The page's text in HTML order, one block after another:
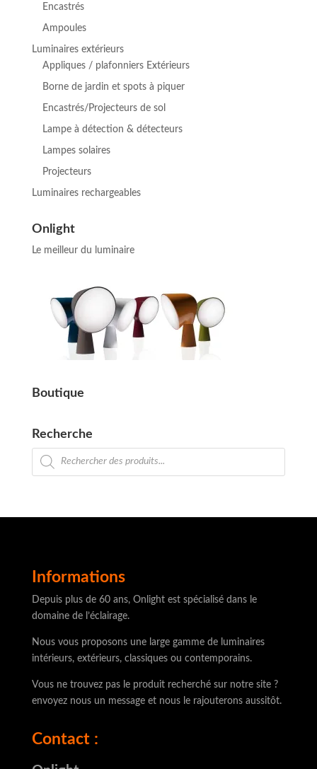
Encastrés
Ampoules
Luminaires extérieurs
Appliques / plafonniers Extérieurs
Borne de jardin et spots à piquer
Encastrés/Projecteurs de sol
Lampe à détection & détecteurs
Lampes solaires
Projecteurs
Luminaires rechargeables
Onlight
Le meilleur du luminaire
Boutique
Recherche
Recherche
de
produits
Informations
Depuis plus de 60 ans, Onlight est spécialisé dans le
domaine de l’éclairage.
Nous vous proposons une large gamme de luminaires
intérieurs, extérieurs, classiques ou contemporains.
Vous ne trouvez pas le produit recherché sur notre site ?
envoyez nous un message et nous le rajouterons aussitôt.
Contact :